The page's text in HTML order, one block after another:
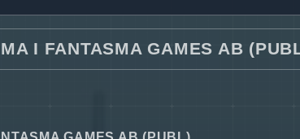
I FANTASMA GAMES AB